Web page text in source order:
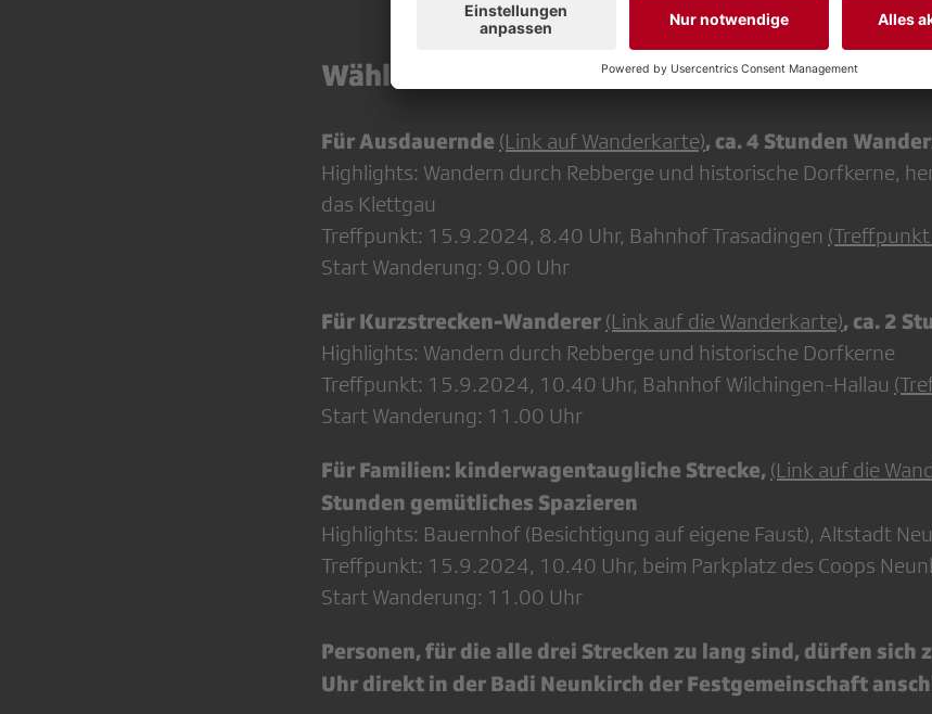
Wählen Sie Ihre Wanderstrecke
Für Ausdauernde (Link auf Wanderkarte), ca. 4 Stunden
Highlights: Wandern durch Rebberge und historische Dorfkerne,
das Klettgau
Treffpunkt: 15.9.2024, 8.40 Uhr, Bahnhof Trasadingen (Treffpunkt
Start Wanderung: 9.00 Uhr
Für Kurzstrecken-Wanderer (Link auf die Wanderkarte), ca. 2
Highlights: Wandern durch Rebberge und historische Dorfkerne
Treffpunkt: 15.9.2024, 10.40 Uhr, Bahnhof Wilchingen-Hallau
Start Wanderung: 11.00 Uhr
Für Familien: kinderwagentaugliche Strecke, (Link auf die
Stunden gemütliches Spazieren
Highlights: Bauernhof (Besichtigung auf eigene Faust), Altstadt
Treffpunkt: 15.9.2024, 10.40 Uhr, beim Parkplatz des Coops
Start Wanderung: 11.00 Uhr
Personen, für die alle drei Strecken zu lang sind, dürfen sich
Uhr direkt in der Badi Neunkirch der Festgemeinschaft